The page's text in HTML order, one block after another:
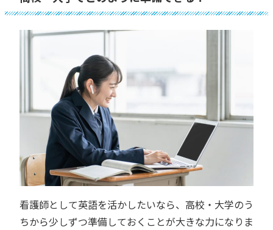
看護師として英語を活かしたいなら、高校・大学のう
ちから少しずつ準備しておくことが大きな力になりま